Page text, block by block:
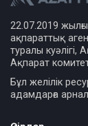
22.07.2019
ақпараттық
туралы куәлігі,
Ақпарат
Бұл желілік
адамдарға